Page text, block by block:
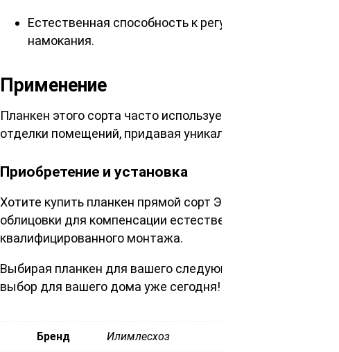
Естественная способность к регулированию
намокания.
Применение
Планкен этого сорта часто используется в качестве
отделки помещений, придавая уникальный стиль любому
Приобретение и установка
Хотите купить планкен прямой сорт Экстра
облицовки для компенсации естественного изменения
квалифицированного монтажа.
Выбирая планкен для вашего следующего проекта, вы
выбор для вашего дома уже сегодня!
Бренд Илимлесхоз